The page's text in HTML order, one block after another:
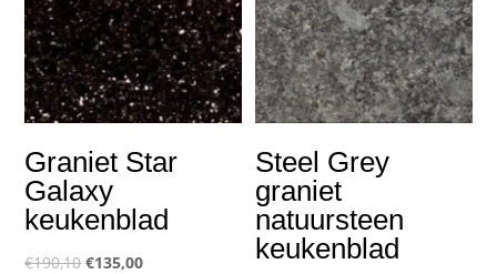
Graniet Star
Galaxy
keukenblad
€190,10Oorspronkelijke
€135,00Huidige
Steel Grey
graniet
natuursteen
keukenblad